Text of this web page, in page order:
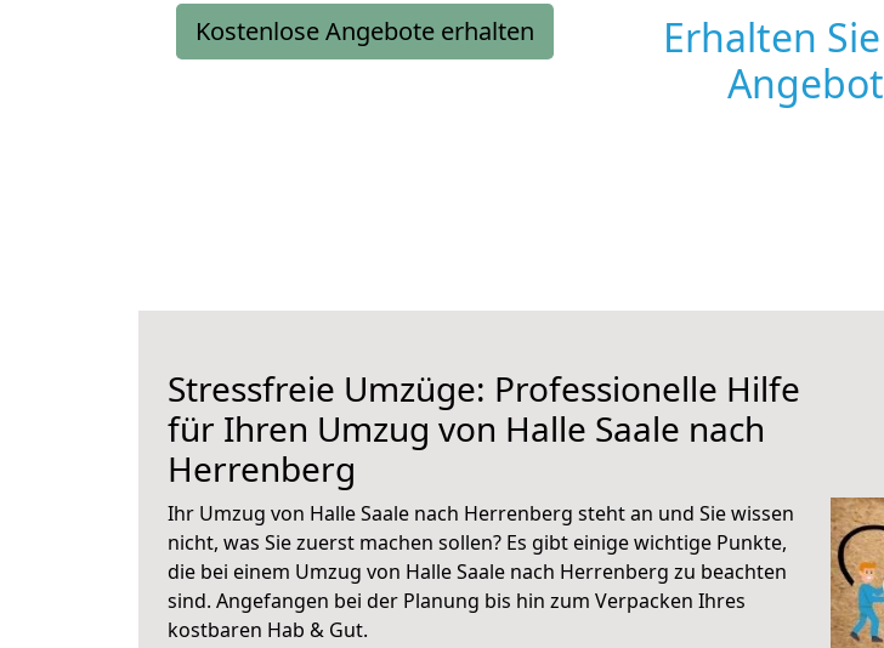
Kostenlose Angebote erhalten
Erhalten
Stressfreie Umzüge: Professionelle Hilfe
für Ihren Umzug von Halle Saale nach
Herrenberg
Ihr Umzug von Halle Saale nach Herrenberg steht an und Sie wissen
nicht, was Sie zuerst machen sollen? Es gibt einige wichtige Punkte,
die bei einem Umzug von Halle Saale nach Herrenberg zu beachten
sind. Angefangen bei der Planung bis hin zum Verpacken Ihres
kostbaren Hab & Gut.